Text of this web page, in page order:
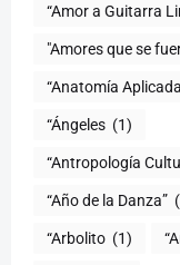
“Amor a Guitarra
"Amores que se
“Anatomía
“Ángeles (1)
“Antropología
“Año de la Danza”
“Arbolito (1)